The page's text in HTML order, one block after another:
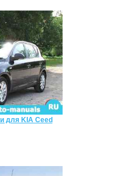
для KIA Ceed